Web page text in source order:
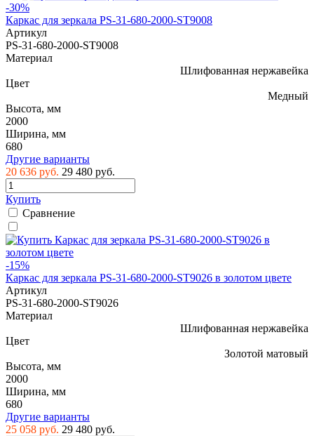
-30%
Каркас для зеркала PS-31-680-2000-ST9008
Артикул
PS-31-680-2000-ST9008
Материал
Шлифованная нержавейка
Цвет
Медный
Высота, мм
2000
Ширина, мм
680
Другие варианты
20 636 руб. 29 480 руб.
Купить
Сравнение
-15%
Каркас для зеркала PS-31-680-2000-ST9026 в золотом цвете
Артикул
PS-31-680-2000-ST9026
Материал
Шлифованная нержавейка
Цвет
Золотой матовый
Высота, мм
2000
Ширина, мм
680
Другие варианты
25 058 руб. 29 480 руб.